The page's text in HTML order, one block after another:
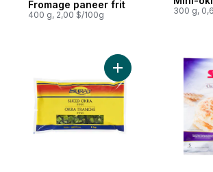
Fromage paneer frit
400 g, 2,00 $/100g 300 g,
Ajouter Okra